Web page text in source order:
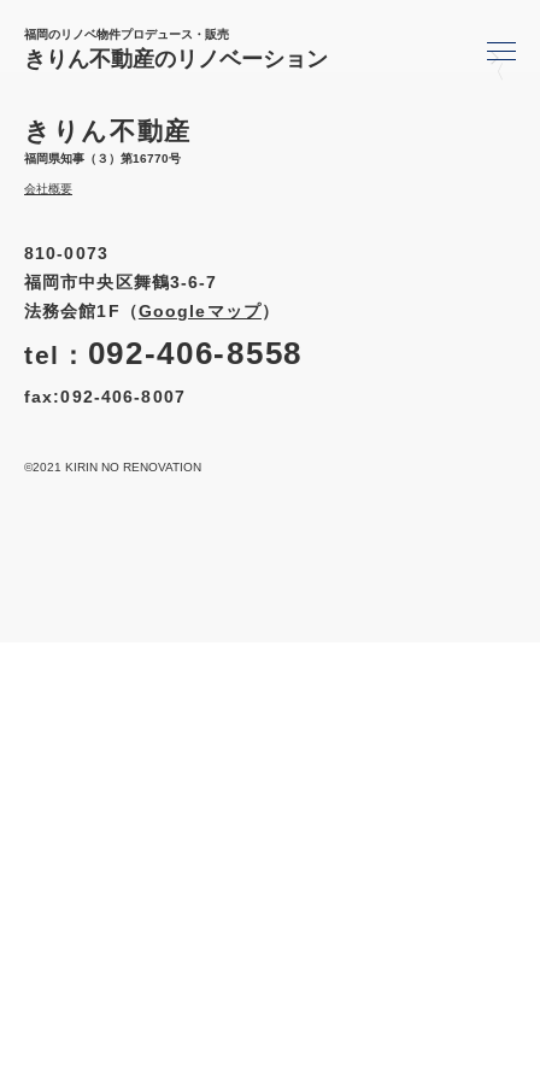
福岡のリノベ物件プロデュース・販売
きりん不動産のリノベーション
きりん不動産
福岡県知事（３）第16770号
会社概要
810-0073
福岡市中央区舞鶴3-6-7
法務会館1F（Googleマップ）
tel： 092-406-8558
fax:092-406-8007
©2021 KIRIN NO RENOVATION